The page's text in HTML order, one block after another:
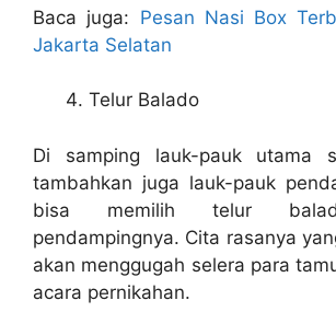
Baca juga: Pesan Nasi Box
Jakarta Selatan
Telur Balado
Di samping lauk-pauk utama
tambahkan juga lauk-pauk
bisa memilih telur
pendampingnya. Cita rasanya
akan menggugah selera para
acara pernikahan.